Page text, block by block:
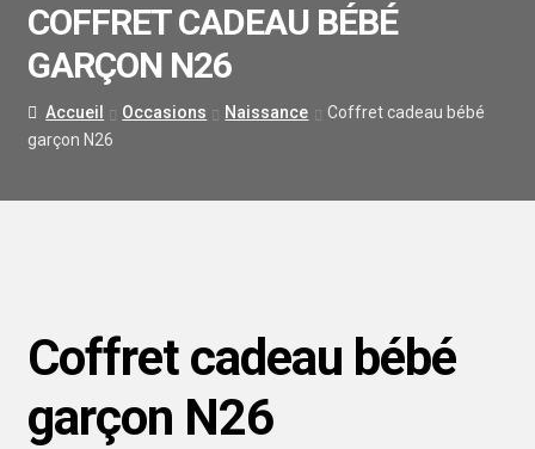
TRUCS & ASTUCES
LIVRAISON
MARIAGE
COFFRET CADEAU BÉBÉ
GARÇON N26
Accueil Occasions Naissance
Coffret cadeau bébé
garçon N26
Coffret cadeau bébé
garçon N26